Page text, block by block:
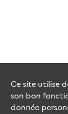
Ce site utilise
son bon
donnée